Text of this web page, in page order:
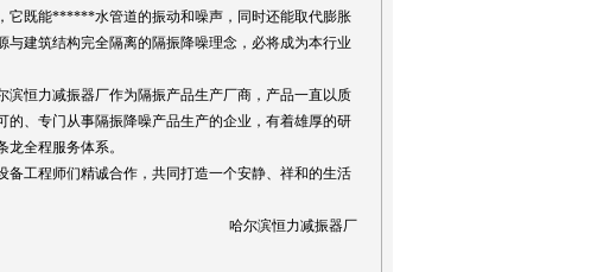
它既能******水管道的振动和噪声，同时还能取代膨胀
建筑结构完全隔离的隔振降噪理念，必将成为本行业
恒力减振器厂作为隔振产品生产厂商，产品一直以质
、专门从事隔振降噪产品生产的企业，有着雄厚的研
全程服务体系。
工程师们精诚合作，共同打造一个安静、祥和的生活
哈尔滨恒力减振器厂